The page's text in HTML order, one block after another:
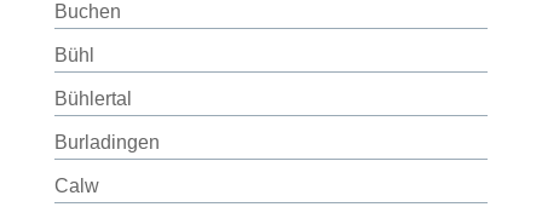
Buchen
Bühl
Bühlertal
Burladingen
Calw